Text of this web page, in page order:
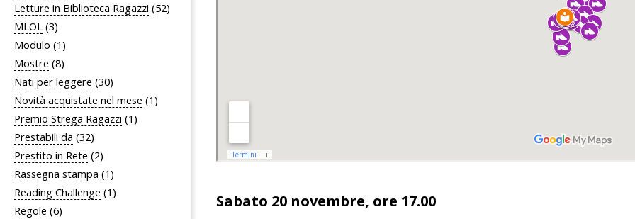
Letture in Biblioteca Ragazzi (52)
MLOL (3)
Modulo (1)
Mostre (8)
Nati per leggere (30)
Novità acquistate nel mese (1)
Premio Strega Ragazzi (1)
Prestabili da (32)
Prestito in Rete (2)
Rassegna stampa (1)
Reading Challenge (1)
Regole (6)
Sabato 20 novembre, ore 17.00